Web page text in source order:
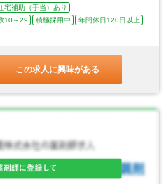
宅補助（手当）あり
10～29 積極採用中
年間休日120日以上
この求人に興味がある